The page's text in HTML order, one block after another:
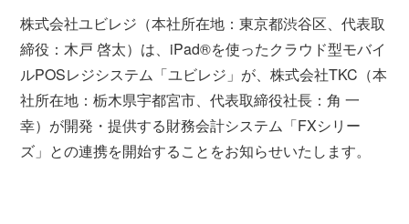
株式会社ユビレジ（本社所在地：東京都渋谷区、代表取
締役：木戸 啓太）は、iPad®を使ったクラウド型モバイ
ルPOSレジシステム「ユビレジ」が、株式会社TKC（本
社所在地：栃木県宇都宮市、代表取締役社長：角 一
幸）が開発・提供する財務会計システム「FXシリー
ズ」との連携を開始することをお知らせいたします。